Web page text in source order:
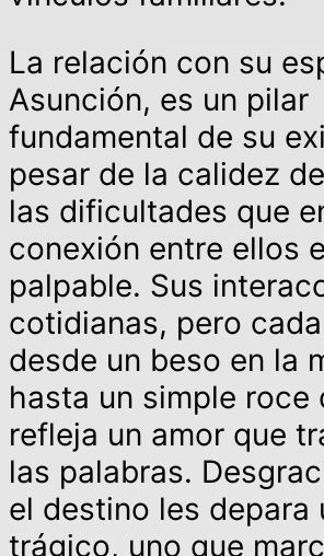
La relación con su
Asunción, es un pilar
fundamental de su
pesar de la calidez
las dificultades que
conexión entre ellos
palpable. Sus
cotidianas, pero
desde un beso en la
hasta un simple roce
refleja un amor que
las palabras.
el destino les depara
trágico, uno que